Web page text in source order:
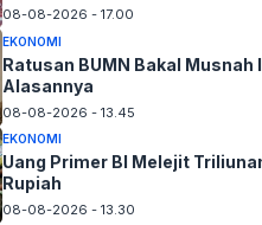
08-08-2026 - 17.00
EKONOMI
Ratusan BUMN Bakal Musnah
Alasannya
08-08-2026 - 13.45
EKONOMI
Uang Primer BI Melejit
Rupiah
08-08-2026 - 13.30